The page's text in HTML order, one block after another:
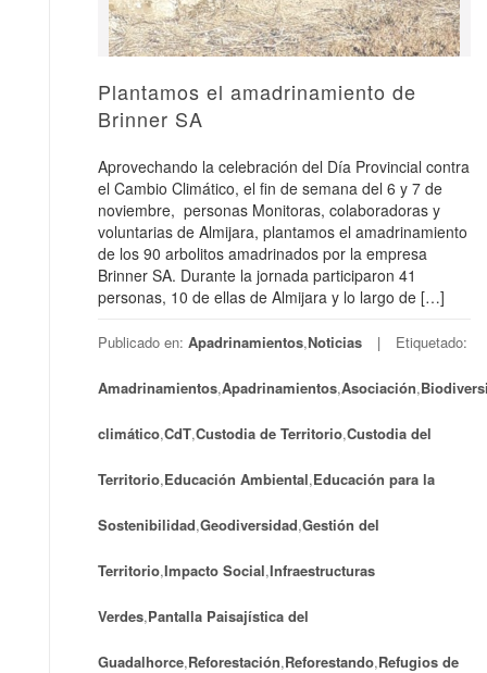
Plantamos el amadrinamiento de
Brinner SA
Aprovechando la celebración del Día Provincial contra
el Cambio Climático, el fin de semana del 6 y 7 de
noviembre, personas Monitoras, colaboradoras y
voluntarias de Almijara, plantamos el amadrinamiento
de los 90 arbolitos amadrinados por la empresa
Brinner SA. Durante la jornada participaron 41
personas, 10 de ellas de Almijara y lo largo de […]
Publicado en: Apadrinamientos,Noticias Etiquetado:
Amadrinamientos,Apadrinamientos,Asociación,
climático,CdT,Custodia de Territorio,Custodia del
Territorio,Educación Ambiental,Educación para la
Sostenibilidad,Geodiversidad,Gestión del
Territorio,Impacto Social,Infraestructuras
Verdes,Pantalla Paisajística del
Guadalhorce,Reforestación,Reforestando,Refugios de